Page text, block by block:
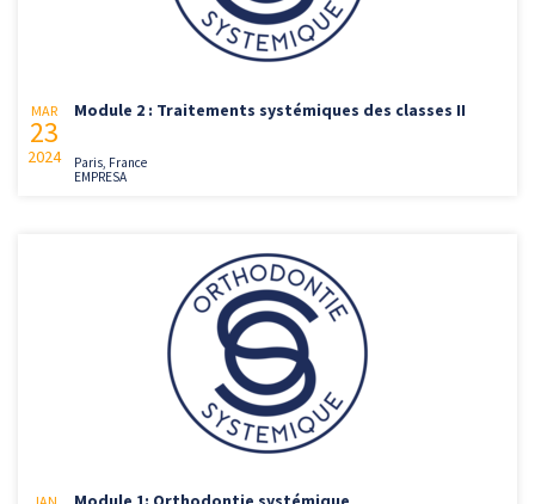
MAR
23
2024
Module 2 : Traitements systémiques des classes II
Paris, France
EMPRESA